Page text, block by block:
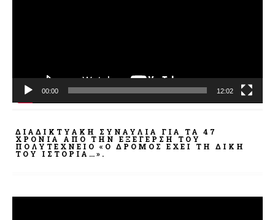
00:00 12:02
ΔΙΑΔΙΚΤΥΑΚΉ ΣΥΝΑΥΛΊΑ ΓΙΑ ΤΑ 47
ΧΡΌΝΙΑ ΑΠΌ ΤΗΝ ΕΞΈΓΕΡΣΗ ΤΟΥ
ΠΟΛΥΤΕΧΝΕΊΟ «Ο ΔΡΌΜΟΣ ΈΧΕΙ ΤΗ ΔΙΚΉ
ΤΟΥ ΙΣΤΟΡΊΑ…».